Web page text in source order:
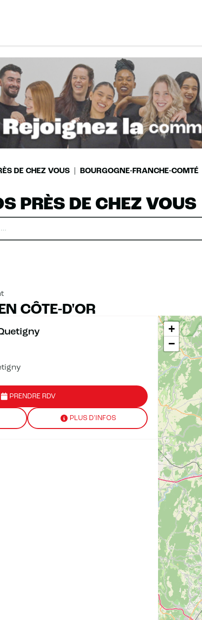
DE CHEZ VOUS BOURGOGNE-FRANCHE-COMTÉ
PRÈS DE CHEZ VOUS
CÔTE-D'OR
PRENDRE RDV
PLUS D'INFOS
+
−